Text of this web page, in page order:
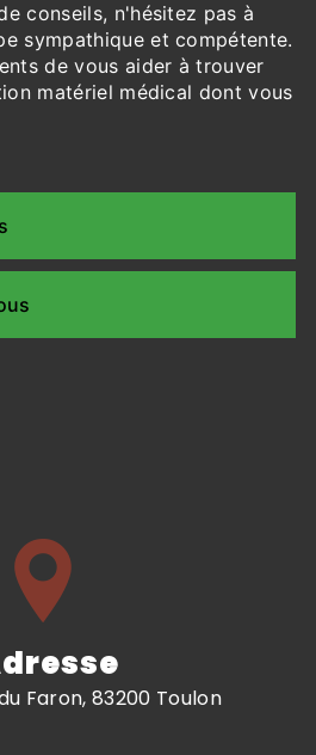
conseils, n'hésitez pas à
sympathique et compétente.
de vous aider à trouver
matériel médical dont vous
Faron, 83200 Toulon